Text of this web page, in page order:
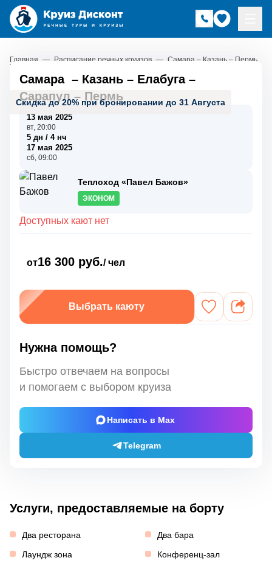
Главная — Расписание речных круизов — Самара – Казань – Пермь
Скидка до 20% при бронировании до 31 Августа
Самара – Казань – Елабуга–
Сарапул– Пермь
13 мая 2025
вт, 20:00
5 дн / 4 нч
17 мая 2025
сб, 09:00
Теплоход «Павел Бажов»
ЭКОНОМ
Доступных кают нет
от16 300 руб./ чел
Выбрать каюту
Нужна помощь?
Быстро отвечаем на вопросы
и помогаем с выбором круиза
Написать в Max
Telegram
Услуги, предоставляемые на борту
Два ресторана
Два бара
Лаундж зона
Конференц-зал